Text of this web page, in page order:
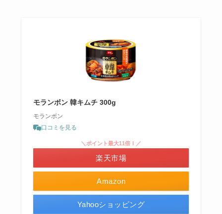
モランボン 韓キムチ 300g
モランボン
口コミを見る
Amazon
＼ポイント最大11倍！／
楽天市場
Yahooショッピング